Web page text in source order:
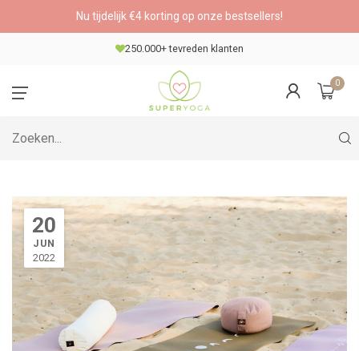
Nu tijdelijk €4 korting op onze bestsellers!
250.000+ tevreden klanten
0
20
JUN
2022